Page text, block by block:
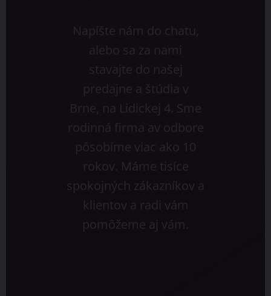
Napíšte nám do chatu,
alebo sa za nami
stavajte do našej
predajne a štúdia v
Brne, na Lidickej 4. Sme
rodinná firma av odbore
pôsobíme viac ako 10
rokov. Máme tisíce
spokojných zákazníkov a
klientov a radi vám
pomôžeme aj vám.